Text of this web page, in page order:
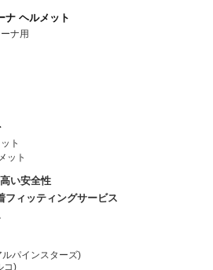
ナ ヘルメット
ナ用
ト
ット
い安全性
フィッティングサービス
パインスターズ)
コ)